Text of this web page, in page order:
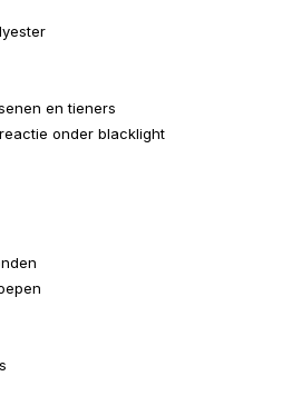
en tieners
onder blacklight